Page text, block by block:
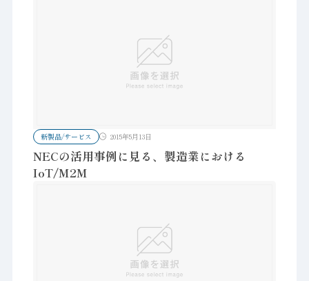
新製品/サービス 2015年5月13日
NECの活用事例に見る、製造業における
IoT/M2M